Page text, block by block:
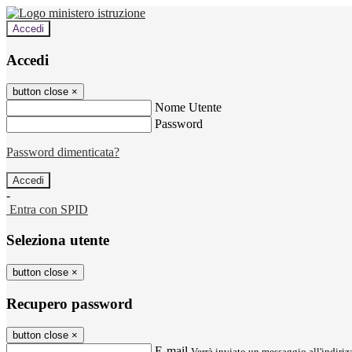
Accedi
Accedi
button close ×
Nome Utente
Password
Password dimenticata?
-
Entra con SPID
Seleziona utente
button close ×
Recupero password
button close ×